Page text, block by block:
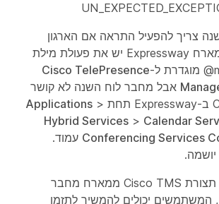
צריך להפעיל התראה אם הארגון
שאליו רשום מארח Expressway יש את פעולת מילת
Cisco TelePresence
אבל מחבר לוח השנה לא קושר
Applications >
Hybrid Services > Calendar
Conferencing Services עמוד.
אם תסיר את תצורת Cisco TMS ממארח מחבר
Expressway, המשתמשים יכולים להמשיך לתזמן